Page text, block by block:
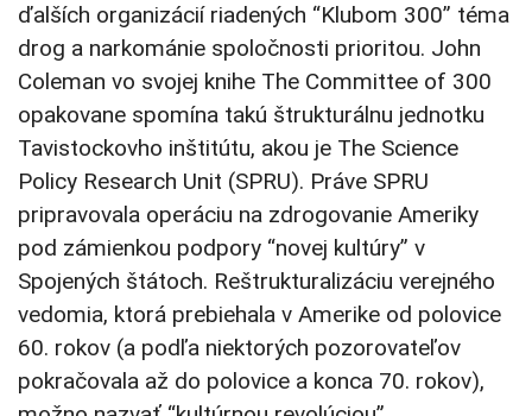
ďalších organizácií riadených “Klubom 300” téma
drog a narkománie spoločnosti prioritou. John
Coleman vo svojej knihe The Committee of 300
opakovane spomína takú štrukturálnu jednotku
Tavistockovho inštitútu, akou je The Science
Policy Research Unit (SPRU). Práve SPRU
pripravovala operáciu na zdrogovanie Ameriky
pod zámienkou podpory “novej kultúry” v
Spojených štátoch. Reštrukturalizáciu verejného
vedomia, ktorá prebiehala v Amerike od polovice
60. rokov (a podľa niektorých pozorovateľov
pokračovala až do polovice a konca 70. rokov),